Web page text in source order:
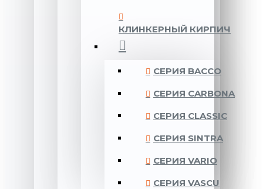
КЛИНКЕРНЫЙ КИРПИЧ
CЕРИЯ BACCO
CЕРИЯ CARBONA
CЕРИЯ CLASSIC
CЕРИЯ SINTRA
CЕРИЯ VARIO
CЕРИЯ VASCU